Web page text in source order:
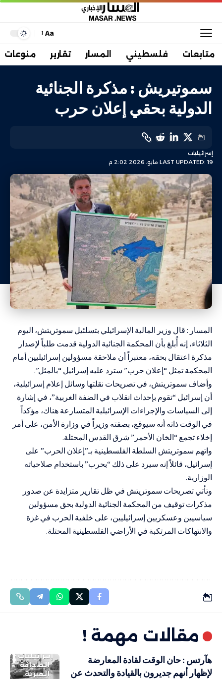
Aa
متابعات فلسطيني المسار تقارير منوعات
سموتيريش : مذكرة الجنائية
الدولية بحقي إعلان حرب
LAST UPDATED: 19 مايو، 2026 2:02 م
إسرائيليات
المسار : قال وزير المالية الإسرائيلي بتسلئيل سموتريتش، اليوم
الثلاثاء، إنه أُبلغ بأن المحكمة الجنائية الدولية قدمت طلباً لإصدار
مذكرة اعتقال بحقه، معتبراً أن ملاحقة مسؤولين إسرائيليين أمام
المحكمة تمثل “إعلان حرب” سترد عليه إسرائيل “بالمثل”.
وأضاف سموتريتش، في تصريحات نقلتها وسائل إعلام إسرائيلية،
أن إسرائيل “تقوم بإحداث انقلاب في الضفة الغربية”، في إشارة
إلى السياسات والإجراءات الإسرائيلية المتسارعة هناك، مؤكداً
في الوقت ذاته أنه سيوقع، بصفته وزيراً في وزارة الأمن، على أمر
إخلاء تجمع “الخان الأحمر” شرق القدس المحتلة.
واتهم سموتريتش السلطة الفلسطينية بـ”إعلان الحرب” على
إسرائيل، قائلاً إنه سيرد على ذلك “بحرب” باستخدام صلاحياته
الوزارية.
وتأتي تصريحات سموتريتش في ظل تقارير متزايدة عن صدور
مذكرات توقيف من المحكمة الجنائية الدولية بحق مسؤولين
سياسيين وعسكريين إسرائيليين، على خلفية الحرب في غزة
والانتهاكات المرتكبة في الأراضي الفلسطينية المحتلة.
مقالات مهمة !
إسرائيليات
الصحافة
العبرية
هآرتس : حان الوقت لقادة المعارضة
لإظهار أنهم جديرون بالقيادة والتحدث عن